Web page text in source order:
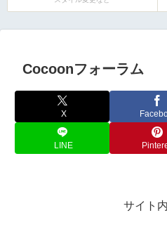
Cocoonフォーラム
X
LINE
サイト